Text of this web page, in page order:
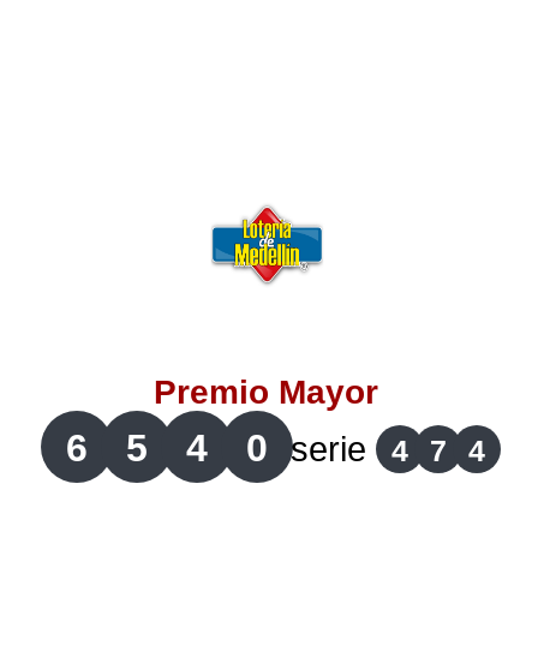
Lotería de Risaralda
Lotería de Santander
Lotería del Cauca
Premio Mayor
6 5 4 0 serie 4 7 4